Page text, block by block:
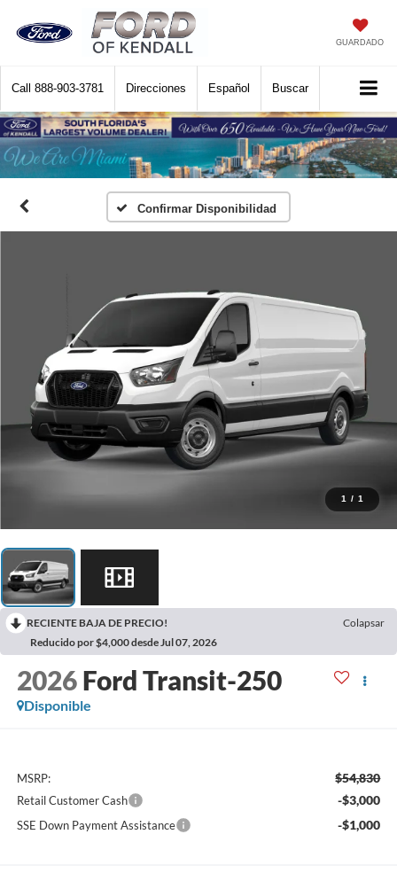
GUARDADO
Call 888-903-3781 Direcciones Español Buscar
Confirmar Disponibilidad
1 / 1
RECIENTE BAJA DE PRECIO!
Colapsar
Reducido por $4,000 desde Jul 07, 2026
2026 Ford Transit-250
Disponible
MSRP: $54,830
Retail Customer Cash -$3,000
SSE Down Payment Assistance -$1,000